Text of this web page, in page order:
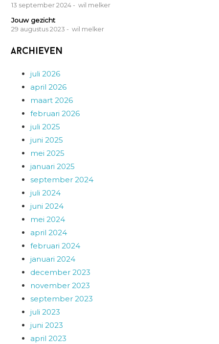
13 september 2024 - wil melker
Jouw gezicht
29 augustus 2023 - wil melker
Archieven
juli 2026
april 2026
maart 2026
februari 2026
juli 2025
juni 2025
mei 2025
januari 2025
september 2024
juli 2024
juni 2024
mei 2024
april 2024
februari 2024
januari 2024
december 2023
november 2023
september 2023
juli 2023
juni 2023
april 2023